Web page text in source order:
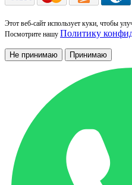
Этот веб-сайт использует куки, чтобы
Посмотрите нашу Политику
Не принимаю Принимаю